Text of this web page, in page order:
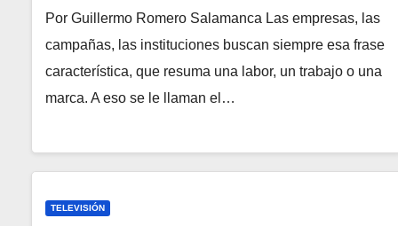
Por Guillermo Romero Salamanca Las empresas, las
campañas, las instituciones buscan siempre esa frase
característica, que resuma una labor, un trabajo o una
marca. A eso se le llaman el…
TELEVISIÓN